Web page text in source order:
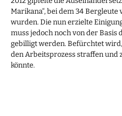
Marikana“, bei dem 34 Bergleute
wurden. Die nun erzielte
muss jedoch noch von der Basis
gebilligt werden. Befürchtet
den Arbeitsprozess straffen und
könnte.